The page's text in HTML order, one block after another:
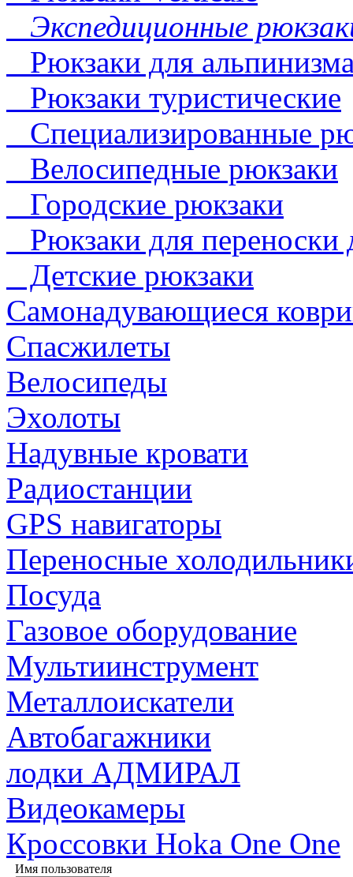
Экспедиционные
Рюкзаки для
Рюкзаки туристические
Специализированные
Велосипедные рюкзаки
Городские рюкзаки
Рюкзаки для переноски
Детские рюкзаки
Самонадувающиеся
Спасжилеты
Велосипеды
Эхолоты
Надувные кровати
Радиостанции
GPS навигаторы
Переносные
Посуда
Газовое оборудование
Мультиинструмент
Металлоискатели
Автобагажники
лодки АДМИРАЛ
Видеокамеры
Кроссовки Hoka One One
Имя пользователя